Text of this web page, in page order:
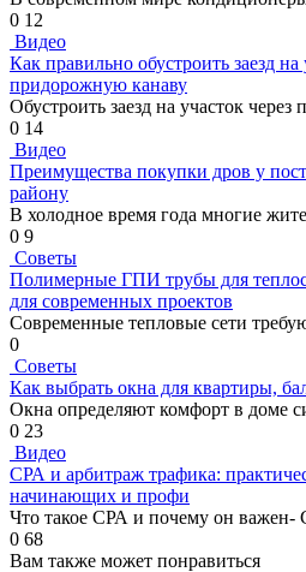
0 12
Видео
Как правильно обустроить заезд на
придорожную канаву
Обустроить заезд на участок
0 14
Видео
Преимущества покупки дров у
району
В холодное время года многие
0 9
Советы
Полимерные ГПИ трубы для
для современных проектов
Современные тепловые сети
0
Советы
Как выбрать окна для квартиры,
Окна определяют комфорт в доме
0 23
Видео
СРА и арбитраж трафика:
начинающих и профи
Что такое СРА и почему он важен-
0 68
Вам также может понравиться